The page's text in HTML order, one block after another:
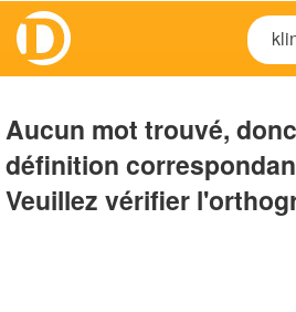
Aucun mot trouvé,
définition
Veuillez vérifier